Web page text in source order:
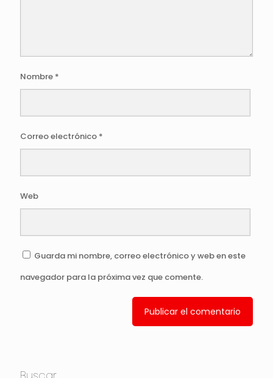
Nombre *
Correo electrónico *
Web
Guarda mi nombre, correo electrónico y web en este
navegador para la próxima vez que comente.